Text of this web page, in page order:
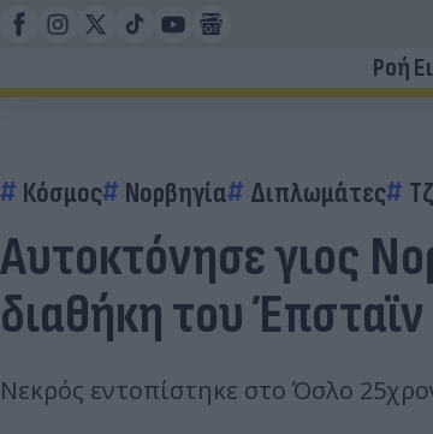
Ροή
Κόσμος Νορβηγία Διπλωμάτες
Αυτοκτόνησε γιος
διαθήκη του Έπσταϊν
Νεκρός εντοπίστηκε στο Όσλο